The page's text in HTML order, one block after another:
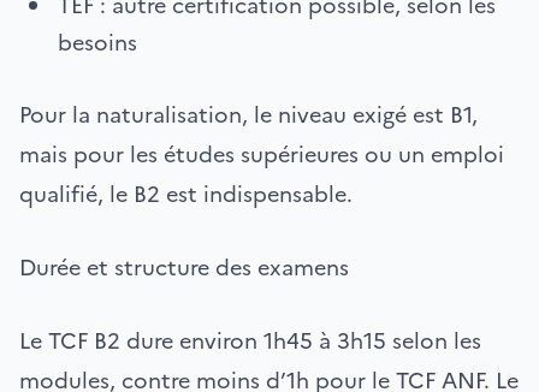
besoins
Pour la naturalisation, le niveau exigé est B1,
mais pour les études supérieures ou un emploi
qualifié, le B2 est indispensable.
Durée et structure des examens
Le TCF B2 dure environ 1h45 à 3h15 selon les
modules, contre moins d’1h pour le TCF ANF. Le